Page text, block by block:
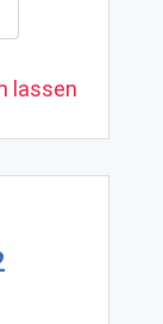
lassen